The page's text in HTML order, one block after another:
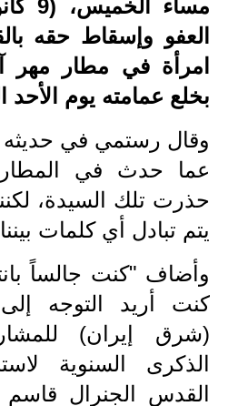
العفو وإسقاط حقه
امرأة في مطار مهر
بخلع عمامته يوم الأحد
وقال رستمي في حديثه
عما حدث في المطار
حذرت تلك السيدة،
يتم تبادل أي كلمات
وأضاف "كنت جالساً
كنت أريد التوجه
(شرق إيران)
الذكرى السنوية
القدس الجنرال